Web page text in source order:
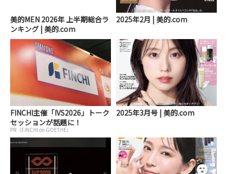
美的MEN 2026年 上半期総合ラ
ンキング | 美的.com
2025年2月 | 美的.com
FINCHI主催「IVS2026」トーク
セッションが話題に！
PR（FINCHI on GOETHE）
2025年3月号 | 美的.com